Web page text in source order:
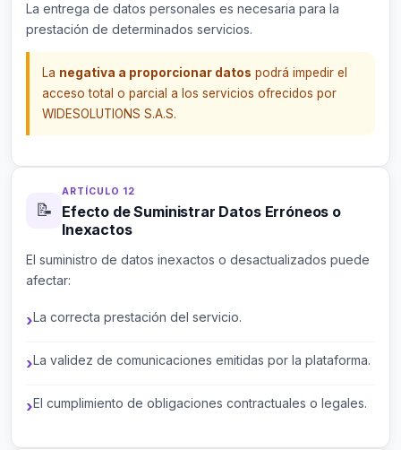
La entrega de datos personales es necesaria para la
prestación de determinados servicios.
La negativa a proporcionar datos podrá impedir el
acceso total o parcial a los servicios ofrecidos por
WIDESOLUTIONS S.A.S.
📝
ARTÍCULO 12
Efecto de Suministrar Datos Erróneos o
Inexactos
El suministro de datos inexactos o desactualizados puede
afectar:
La correcta prestación del servicio.
La validez de comunicaciones emitidas por la plataforma.
El cumplimiento de obligaciones contractuales o legales.